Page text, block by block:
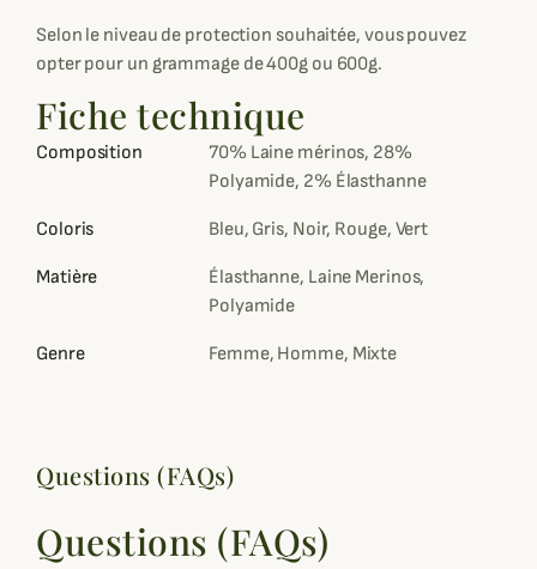
Selon le niveau de protection souhaitée, vous pouvez
opter pour un grammage de 400g ou 600g.
Fiche technique
Composition
70% Laine mérinos, 28%
Polyamide, 2% Élasthanne
Coloris Bleu, Gris, Noir, Rouge, Vert
Matière
Élasthanne, Laine Merinos,
Polyamide
Genre Femme, Homme, Mixte
Questions (FAQs)
Questions (FAQs)